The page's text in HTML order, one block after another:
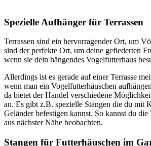
Spezielle Aufhänger für Terrassen
Terrassen sind ein hervorragender Ort, um
sind der perfekte Ort, um deine gefiederten
wenn sie dein hängendes Vogelfutterhaus
Allerdings ist es gerade auf einer Terrasse
wenn man ein Vogelfutterhäuschen
da bietet der Handel verschiedene
an. Es gibt z.B. spezielle Stangen die du mit
Geländer befestigen kannst. So kannst du
aus nächster Nähe beobachten.
Stangen für Futterhäuschen im